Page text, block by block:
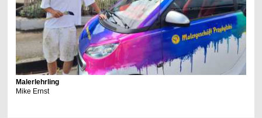
Malerlehrling
Mike Ernst